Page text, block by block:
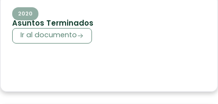
2020
Asuntos Terminados
Ir al documento